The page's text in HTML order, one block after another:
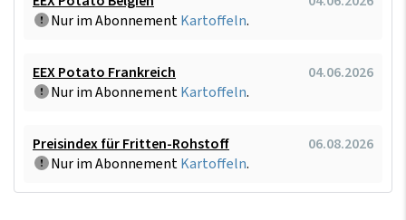
Nur im AbonnementKartoffeln.
EEX Potato Frankreich
04.06.2026
Nur im AbonnementKartoffeln.
Preisindex für Fritten-Rohstoff
06.08.2026
Nur im AbonnementKartoffeln.